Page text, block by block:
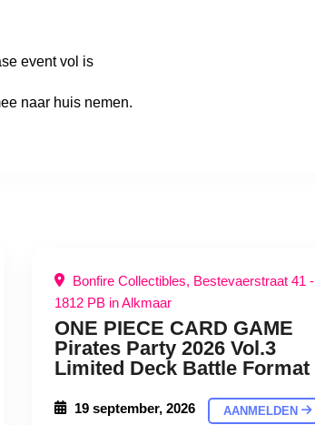
event vol is
naar huis nemen.
Bonfire Collectibles, Bestevaerstraat 41 -
1812 PB in Alkmaar
ONE PIECE CARD GAME
Pirates Party 2026 Vol.3
Limited Deck Battle Format
19 september, 2026 AANMELDEN